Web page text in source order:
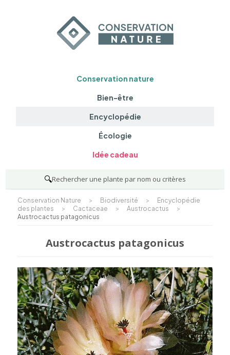
Conservation nature
Bien-être
Encyclopédie
Écologie
Idée cadeau
🔍Rechercher une plante par nom ou critères
Conservation Nature > Biodiversité >
Encyclopédie
des plantes
> Cactaceae > Austrocactus
>
Austrocactus patagonicus
Austrocactus patagonicus